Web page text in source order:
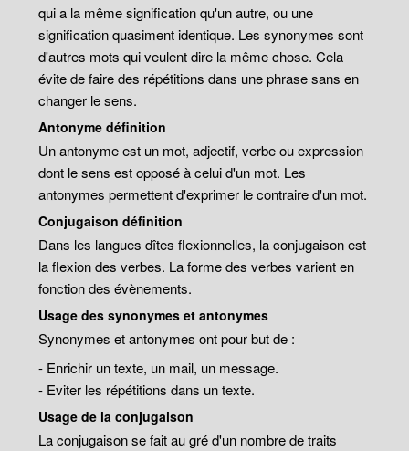
qui a la même signification qu'un autre, ou une
signification quasiment identique. Les synonymes sont
d'autres mots qui veulent dire la même chose. Cela
évite de faire des répétitions dans une phrase sans en
changer le sens.
Antonyme définition
Un antonyme est un mot, adjectif, verbe ou expression
dont le sens est opposé à celui d'un mot. Les
antonymes permettent d'exprimer le contraire d'un mot.
Conjugaison définition
Dans les langues dîtes flexionnelles, la conjugaison est
la flexion des verbes. La forme des verbes varient en
fonction des évènements.
Usage des synonymes et antonymes
Synonymes et antonymes ont pour but de :
- Enrichir un texte, un mail, un message.
- Eviter les répétitions dans un texte.
Usage de la conjugaison
La conjugaison se fait au gré d'un nombre de traits